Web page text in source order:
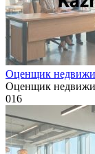
Оценщик
Оценщик
016